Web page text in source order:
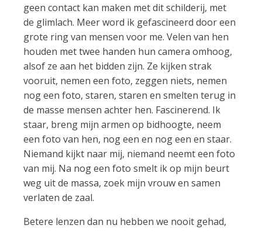
geen contact kan maken met dit schilderij, met
de glimlach. Meer word ik gefascineerd door een
grote ring van mensen voor me. Velen van hen
houden met twee handen hun camera omhoog,
alsof ze aan het bidden zijn. Ze kijken strak
vooruit, nemen een foto, zeggen niets, nemen
nog een foto, staren, staren en smelten terug in
de masse mensen achter hen. Fascinerend. Ik
staar, breng mijn armen op bidhoogte, neem
een foto van hen, nog een en nog een en staar.
Niemand kijkt naar mij, niemand neemt een foto
van mij. Na nog een foto smelt ik op mijn beurt
weg uit de massa, zoek mijn vrouw en samen
verlaten de zaal.
Betere lenzen dan nu hebben we nooit gehad,